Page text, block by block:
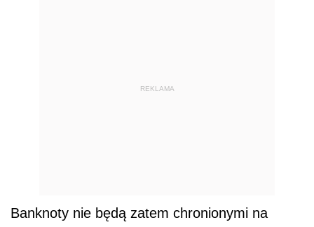
REKLAMA
Banknoty nie będą zatem chronionymi na